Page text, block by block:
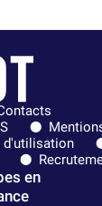
d'utilisation
en